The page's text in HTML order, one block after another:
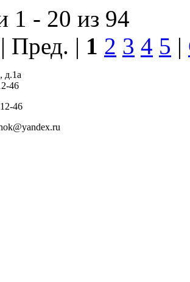
1 - 20 из 94
Пред. | 1 2 3 4 5 |
д.1а
46
46